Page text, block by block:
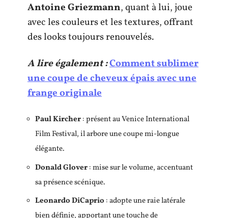
Antoine Griezmann, quant à lui, joue
avec les couleurs et les textures, offrant
des looks toujours renouvelés.
A lire également :Comment sublimer
une coupe de cheveux épais avec une
frange originale
Paul Kircher: présent au Venice International
Film Festival, il arbore une coupe mi-longue
élégante.
Donald Glover: mise sur le volume, accentuant
sa présence scénique.
Leonardo DiCaprio : adopte une raie latérale
bien définie, apportant une touche de